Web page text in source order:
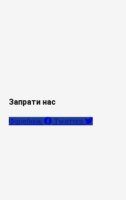
Запрати нас
Фацебоок Тwиттер